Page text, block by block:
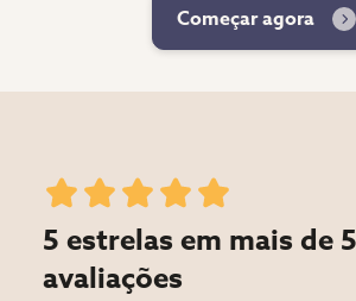
Começar agora
5 estrelas em mais de
avaliações